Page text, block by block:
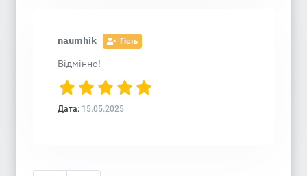
naumhik Гість
Відмінно!
Дата: 15.05.2025